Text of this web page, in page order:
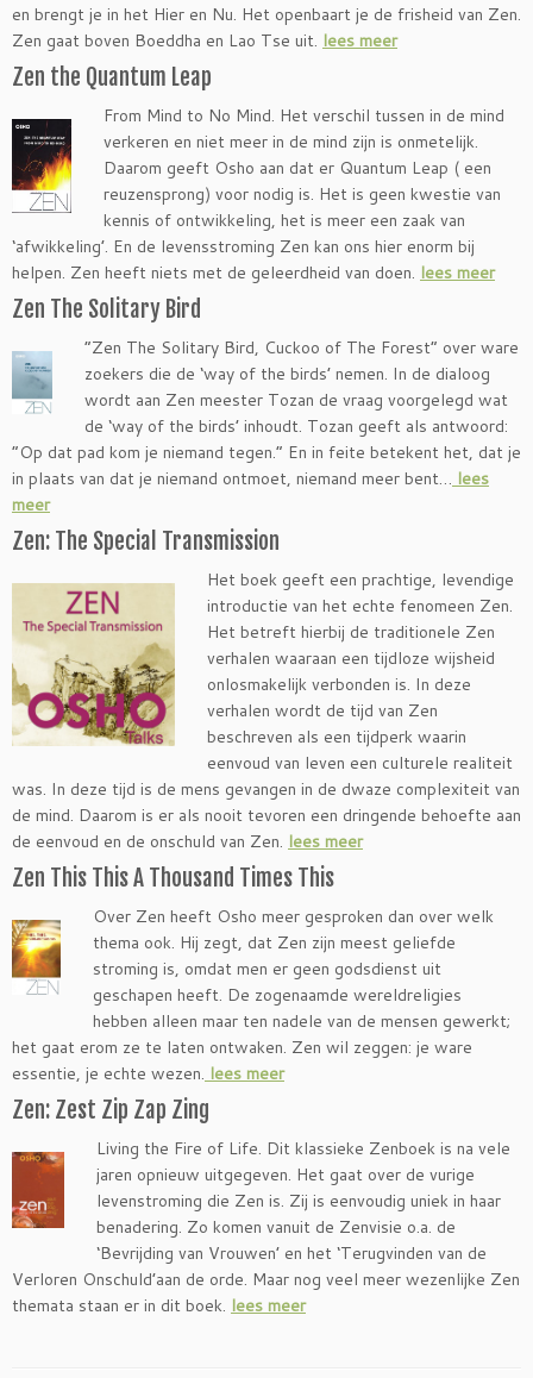
en brengt je in het Hier en Nu. Het openbaart je de frisheid van Zen.
Zen gaat boven Boeddha en Lao Tse uit. lees meer
Zen the Quantum Leap
From Mind to No Mind. Het verschil tussen in de mind
verkeren en niet meer in de mind zijn is onmetelijk.
Daarom geeft Osho aan dat er Quantum Leap ( een
reuzensprong) voor nodig is. Het is geen kwestie van
kennis of ontwikkeling, het is meer een zaak van
‘afwikkeling’. En de levensstroming Zen kan ons hier enorm bij
helpen. Zen heeft niets met de geleerdheid van doen. lees meer
Zen The Solitary Bird
“Zen The Solitary Bird, Cuckoo of The Forest” over ware
zoekers die de ‘way of the birds’ nemen. In de dialoog
wordt aan Zen meester Tozan de vraag voorgelegd wat
de ‘way of the birds’ inhoudt. Tozan geeft als antwoord:
“Op dat pad kom je niemand tegen.” En in feite betekent het, dat je
in plaats van dat je niemand ontmoet, niemand meer bent… lees
meer
Zen: The Special Transmission
Het boek geeft een prachtige, levendige
introductie van het echte fenomeen Zen.
Het betreft hierbij de traditionele Zen
verhalen waaraan een tijdloze wijsheid
onlosmakelijk verbonden is. In deze
verhalen wordt de tijd van Zen
beschreven als een tijdperk waarin
eenvoud van leven een culturele realiteit
was. In deze tijd is de mens gevangen in de dwaze complexiteit van
de mind. Daarom is er als nooit tevoren een dringende behoefte aan
de eenvoud en de onschuld van Zen. lees meer
Zen This This A Thousand Times This
Over Zen heeft Osho meer gesproken dan over welk
thema ook. Hij zegt, dat Zen zijn meest geliefde
stroming is, omdat men er geen godsdienst uit
geschapen heeft. De zogenaamde wereldreligies
hebben alleen maar ten nadele van de mensen gewerkt;
het gaat erom ze te laten ontwaken. Zen wil zeggen: je ware
essentie, je echte wezen. lees meer
Zen: Zest Zip Zap Zing
Living the Fire of Life. Dit klassieke Zenboek is na vele
jaren opnieuw uitgegeven. Het gaat over de vurige
levenstroming die Zen is. Zij is eenvoudig uniek in haar
benadering. Zo komen vanuit de Zenvisie o.a. de
‘Bevrijding van Vrouwen’ en het ‘Terugvinden van de
Verloren Onschuld’aan de orde. Maar nog veel meer wezenlijke Zen
themata staan er in dit boek. lees meer